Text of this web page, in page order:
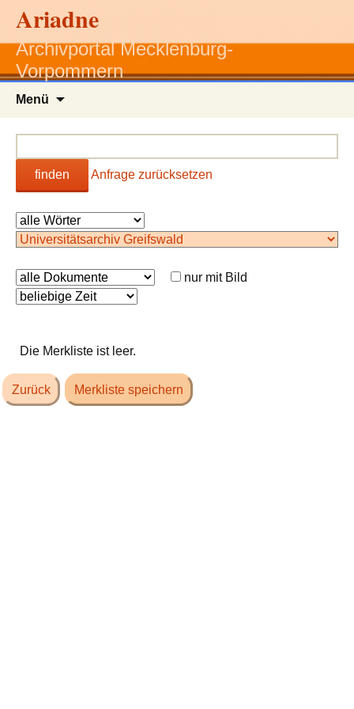
Ariadne
Archivportal Mecklenburg-
Vorpommern
Menü
finden Anfrage zurücksetzen
nur mit Bild
Die Merkliste ist leer.
Zurück Merkliste speichern